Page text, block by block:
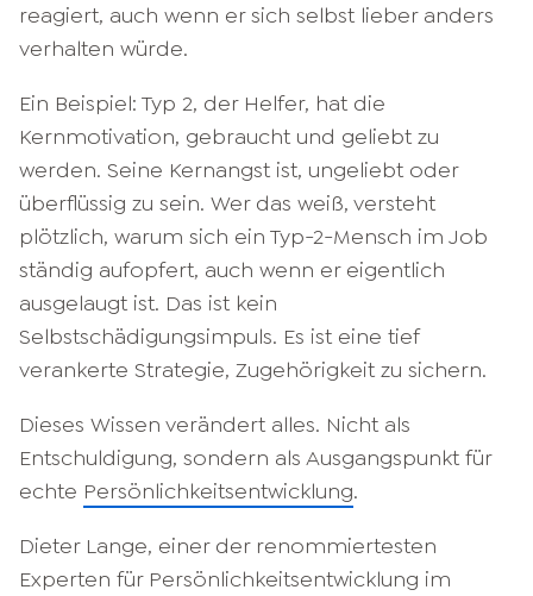
reagiert, auch wenn er sich selbst lieber anders
verhalten würde.
Ein Beispiel: Typ 2, der Helfer, hat die
Kernmotivation, gebraucht und geliebt zu
werden. Seine Kernangst ist, ungeliebt oder
überflüssig zu sein. Wer das weiß, versteht
plötzlich, warum sich ein Typ-2-Mensch im Job
ständig aufopfert, auch wenn er eigentlich
ausgelaugt ist. Das ist kein
Selbstschädigungsimpuls. Es ist eine tief
verankerte Strategie, Zugehörigkeit zu sichern.
Dieses Wissen verändert alles. Nicht als
Entschuldigung, sondern als Ausgangspunkt für
echte Persönlichkeitsentwicklung.
Dieter Lange, einer der renommiertesten
Experten für Persönlichkeitsentwicklung im